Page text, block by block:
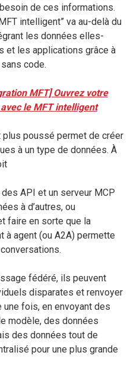
de ces informations.
intelligent” va au-delà du
les données elles-
et les applications grâce à
code.
MFT] Ouvrez votre
le MFT intelligent
plus poussé permet de créer
à un type de données. À
API et un serveur MCP
à d’autres, ou
faire en sorte que la
à agent (ou A2A) permette
fédéré, ils peuvent
disparates et renvoyer
une fois, en envoyant des
modèle, des données
des données tout de
pour une plus grande